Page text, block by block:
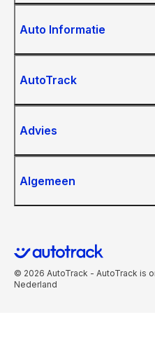
Auto Informatie
AutoTrack
Advies
Algemeen
© 2026 AutoTrack - AutoTrack is
Nederland